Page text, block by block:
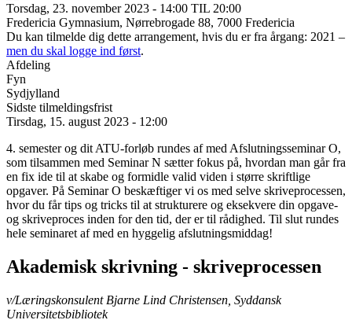
Torsdag, 23. november 2023 - 14:00 TIL 20:00
Fredericia Gymnasium, Nørrebrogade 88, 7000 Fredericia
Du kan tilmelde dig dette arrangement, hvis du er fra årgang: 2021 –
men du skal logge ind først.
Afdeling
Fyn
Sydjylland
Sidste tilmeldingsfrist
Tirsdag, 15. august 2023 - 12:00
4. semester og dit ATU-forløb rundes af med Afslutningsseminar O,
som tilsammen med Seminar N sætter fokus på, hvordan man går fra
en fix ide til at skabe og formidle valid viden i større skriftlige
opgaver. På Seminar O beskæftiger vi os med selve skriveprocessen,
hvor du får tips og tricks til at strukturere og eksekvere din opgave-
og skriveproces inden for den tid, der er til rådighed. Til slut rundes
hele seminaret af med en hyggelig afslutningsmiddag!
Akademisk skrivning - skriveprocessen
v/Læringskonsulent Bjarne Lind Christensen, Syddansk
Universitetsbibliotek